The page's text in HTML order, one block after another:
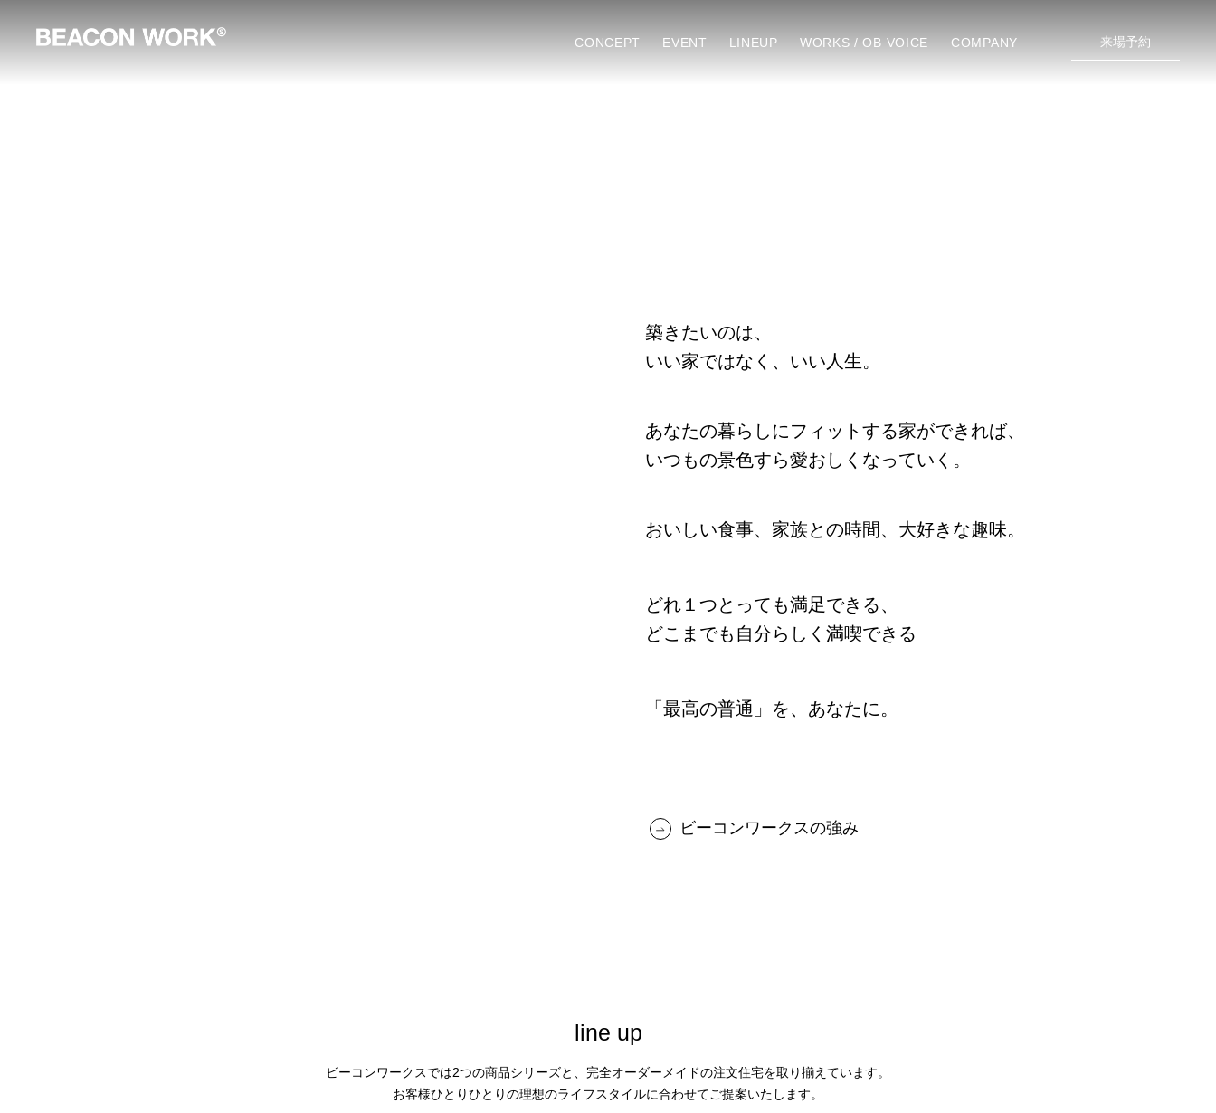
CONCEPT EVENT LINEUP WORKS / OB VOICE COMPANY 来場予約
築きたいのは、
いい家ではなく、いい人生。
あなたの暮らしにフィットする家ができれば、
いつもの景色すら愛おしくなっていく。
おいしい食事、家族との時間、大好きな趣味。
どれ１つとっても満足できる、
どこまでも自分らしく満喫できる
「最高の普通」を、あなたに。
ビーコンワークスの強み
line up
ビーコンワークスでは2つの商品シリーズと、 完全オーダーメイドの注文住宅を取り揃えています。
お客様ひとりひとりの理想のライフスタイルに合わせてご提案いたします。